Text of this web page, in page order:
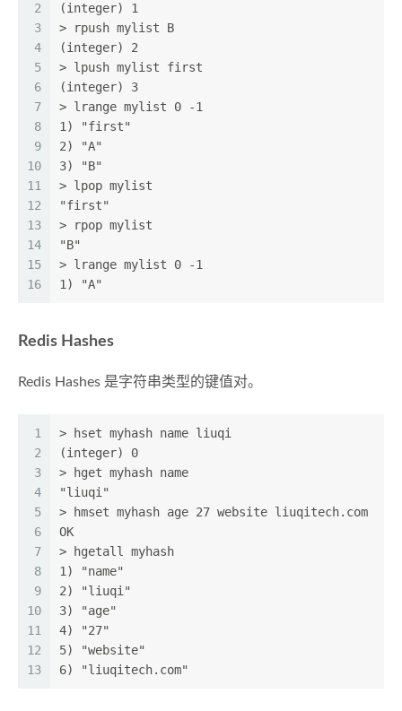
2
3
4
5
6
7
8
9
10
11
12
13
14
15
16
(integer) 1
> rpush mylist B
(integer) 2
> lpush mylist first
(integer) 3
> lrange mylist 0 -1
1) "first"
2) "A"
3) "B"
> lpop mylist
"first"
> rpop mylist
"B"
> lrange mylist 0 -1
1) "A"
Redis Hashes
Redis Hashes 是字符串类型的键值对。
1
2
3
4
5
6
7
8
9
10
11
12
13
> hset myhash name liuqi
(integer) 0
> hget myhash name
"liuqi"
> hmset myhash age 27 website liuqitech.com
OK
> hgetall myhash
1) "name"
2) "liuqi"
3) "age"
4) "27"
5) "website"
6) "liuqitech.com"